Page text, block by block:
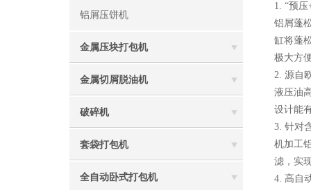
铝屑压饼机
金属压块打包机
金属切屑脱油机
破碎机
套袋打包机
全自动卧式打包机
1. “预
铝屑蓬
缸将蓬
极大方
2. 源自
液压油
设计能
3. 针对
机加工
滤，实
4. 高自